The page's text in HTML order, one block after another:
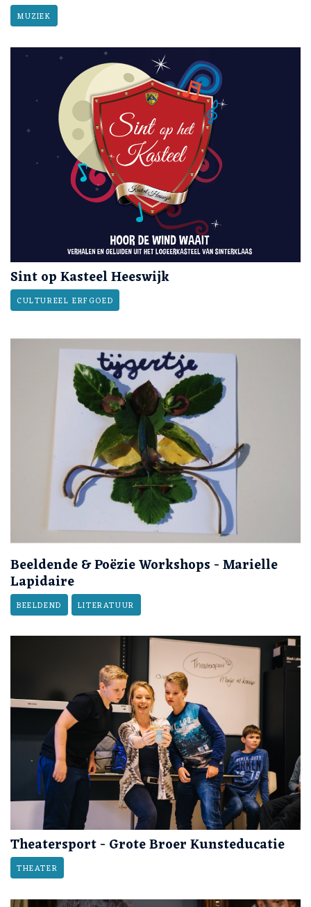
MUZIEK
Sint op Kasteel Heeswijk
CULTUREEL ERFGOED
Beeldende & Poëzie Workshops - Marielle
Lapidaire
BEELDEND LITERATUUR
Theatersport - Grote Broer Kunsteducatie
THEATER